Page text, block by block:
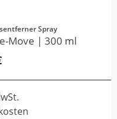
Spray
Move | 300 ml